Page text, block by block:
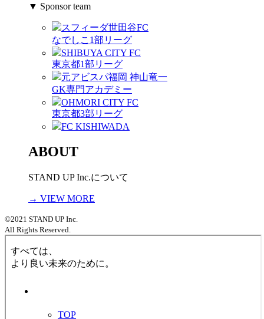
▼ Sponsor team
スフィーダ世田谷FC
なでしこ1部リーグ
SHIBUYA CITY FC
東京都1部リーグ
元アビスパ福岡 神山竜一
GK専門アカデミー
OHMORI CITY FC
東京都3部リーグ
FC KISHIWADA
ABOUT
STAND UP Inc.について
→ VIEW MORE
©2021 STAND UP Inc.
All Rights Reserved.